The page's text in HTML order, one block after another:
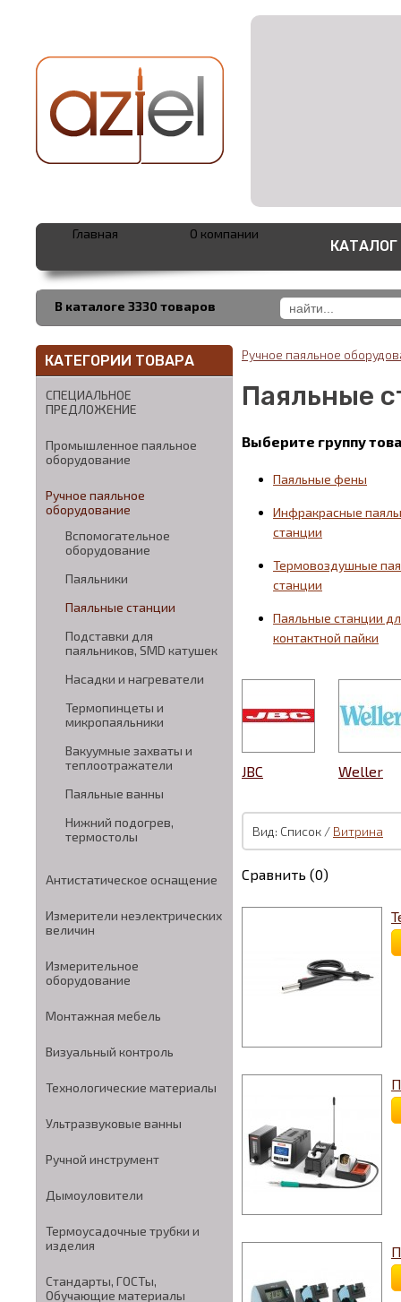
В каталоге 3330 товаров
Главная О компании
КАТАЛОГ
КАТЕГОРИИ ТОВАРА
СПЕЦИАЛЬНОЕ
ПРЕДЛОЖЕНИЕ
Промышленное паяльное
оборудование
Ручное паяльное
оборудование
Вспомогательное
оборудование
Паяльники
Паяльные станции
Подставки для
паяльников, SMD катушек
Насадки и нагреватели
Термопинцеты и
микропаяльники
Вакуумные захваты и
теплоотражатели
Паяльные ванны
Нижний подогрев,
термостолы
Антистатическое оснащение
Измерители неэлектрических
величин
Измерительное
оборудование
Монтажная мебель
Визуальный контроль
Технологические материалы
Ультразвуковые ванны
Ручной инструмент
Дымоуловители
Термоусадочные трубки и
изделия
Стандарты, ГОСТы,
Обучающие материалы
Ручное паяльное
Паяльные
Выберите группу
Паяльные фены
Инфракрасные
станции
Термовоздушные
станции
Паяльные станции
контактной пайки
JBC Weller
Вид: Список / Витрина
Сравнить (0)